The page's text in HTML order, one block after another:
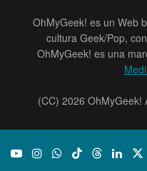
OhMyGeek! es un Web
cultura Geek/Pop,
OhMyGeek! es una
(CC) 2026 OhMyGeek!